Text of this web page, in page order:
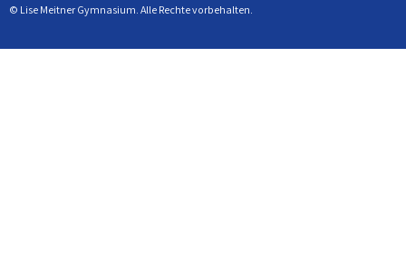
© Lise Meitner Gymnasium. Alle Rechte vorbehalten.